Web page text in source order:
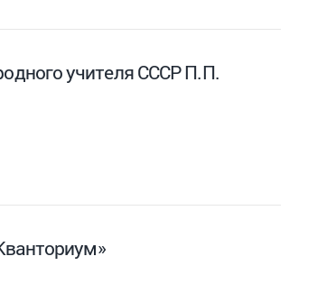
учителя СССР П.П.